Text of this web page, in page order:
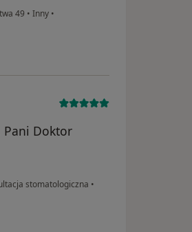
49 • Inny •
Pani Doktor
stomatologiczna •